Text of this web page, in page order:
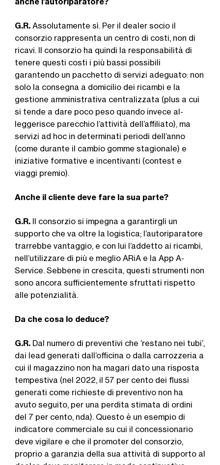
G.R. Assolutamente sì. Per il dealer socio il
consorzio rappresenta un centro di costi, non di
ricavi. Il consorzio ha quindi la re­sponsabilità di
tenere questi costi i più bassi possibili
garantendo un pacchetto di servizi adeguato: non
solo la consegna a domicilio dei ricambi e la
gestione am­ministrativa centralizzata (plus a cui
si ten­de a dare poco peso quando invece al­
leggerisce parecchio l’attività dell’affiliato), ma
servizi ad hoc in determinati periodi dell’anno
(come durante il cambio gom­me stagionale) e
iniziative formative e in­centivanti (contest e
viaggi premio).
Anche il cliente deve fare la sua parte?
G.R. Il consorzio si impegna a garantirgli un
supporto che va oltre la logistica; l’autoriparatore
trarrebbe vantaggio, e con lui l’addetto ai ricambi,
nell’uti­lizzare di più e meglio ARiA e la App A-
Service. Sebbene in crescita, questi strumenti non
sono ancora sufficiente­mente sfruttati rispetto
alle potenzialità.
Da che cosa lo deduce?
G.R. Dal numero di preventivi che ‘re­stano nei tubi’,
dai lead generati dall’of­ficina o dalla carrozzeria a
cui il magaz­zino non ha magari dato una risposta
tempestiva (nel 2022, il 57 per cento dei flussi
generati come richieste di preven­tivo non ha
avuto seguito, per una per­dita stimata di ordini
del 7 per cento, nda). Questo è un esempio di
indicatore commerciale su cui il concessionario
deve vigilare e che il promoter del con­sorzio,
proprio a garanzia della sua at­tività di supporto al